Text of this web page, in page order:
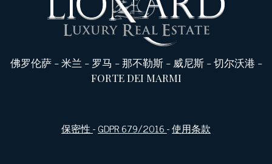
佛罗伦萨-米兰 - 罗马 -那不勒斯- 威尼斯-切尔沃港 -
FORTE DEI MARMI
保密性-GDPR 679/2016-使用条款